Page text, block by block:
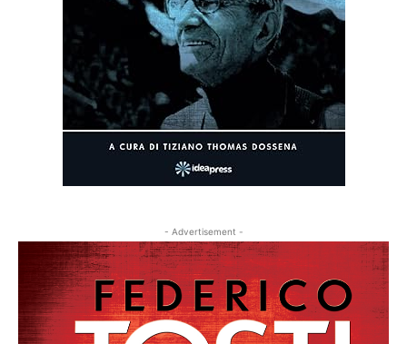
- Advertisement -